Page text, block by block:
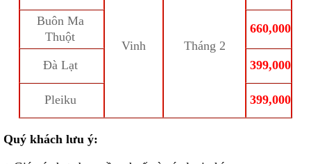
Vinh Tháng 2
Buôn Ma
Thuột
660,000
Đà Lạt 399,000
Pleiku 399,000
Quý khách lưu ý: